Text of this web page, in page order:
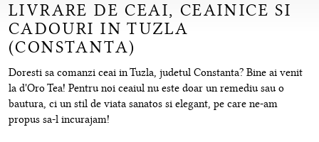
LIVRARE DE CEAI, CEAINICE SI
CADOURI IN TUZLA
(CONSTANTA)
Doresti sa comanzi ceai in Tuzla, judetul Constanta? Bine ai venit
la d'Oro Tea! Pentru noi ceaiul nu este doar un remediu sau o
bautura, ci un stil de viata sanatos si elegant, pe care ne-am
propus sa-l incurajam!